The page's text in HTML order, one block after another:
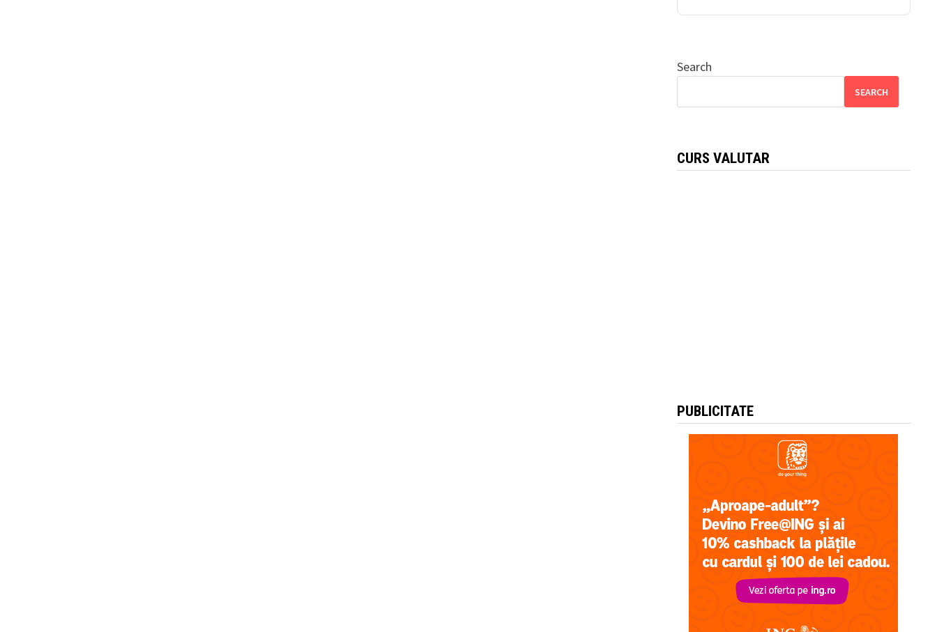
Search
SEARCH
CURS VALUTAR
PUBLICITATE